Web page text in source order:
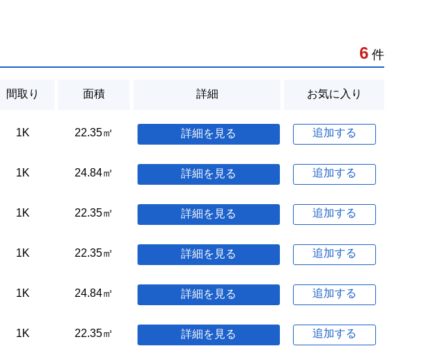
6 件
間取り 面積 詳細 お気に入り
1K 22.35㎡ 詳細を見る 追加する
1K 24.84㎡ 詳細を見る 追加する
1K 22.35㎡ 詳細を見る 追加する
1K 22.35㎡ 詳細を見る 追加する
1K 24.84㎡ 詳細を見る 追加する
1K 22.35㎡ 詳細を見る 追加する